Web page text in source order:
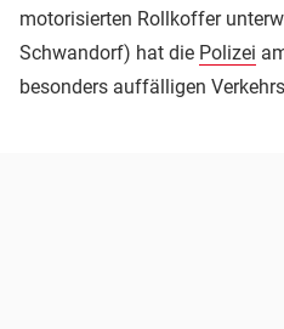
motorisierten Rollkoffer
Schwandorf) hat die Polizei
besonders auffälligen